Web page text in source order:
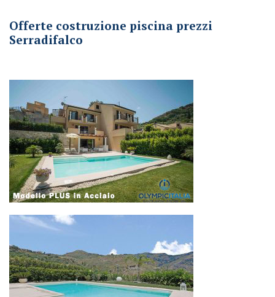
Offerte costruzione piscina prezzi
Serradifalco